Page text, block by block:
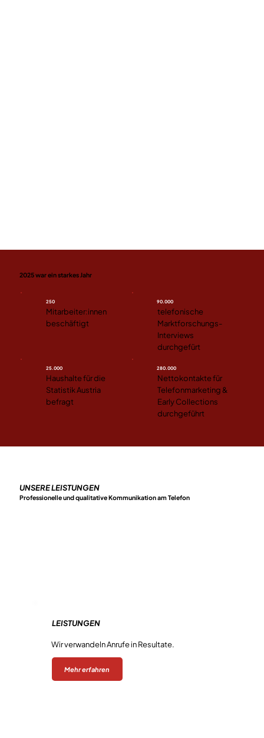
2025 war ein starkes Jahr
250
Mitarbeiter:innen
beschäftigt
90.000
telefonische
Marktforschungs-
Interviews
durchgefürt
25.000
Haushalte für die
Statistik Austria
befragt
280.000
Nettokontakte für
Telefonmarketing &
Early Collections
durchgeführt
UNSERE LEISTUNGEN
Professionelle und qualitative Kommunikation am Telefon
LEISTUNGEN
Wir verwandeln Anrufe in Resultate.
Mehr erfahren